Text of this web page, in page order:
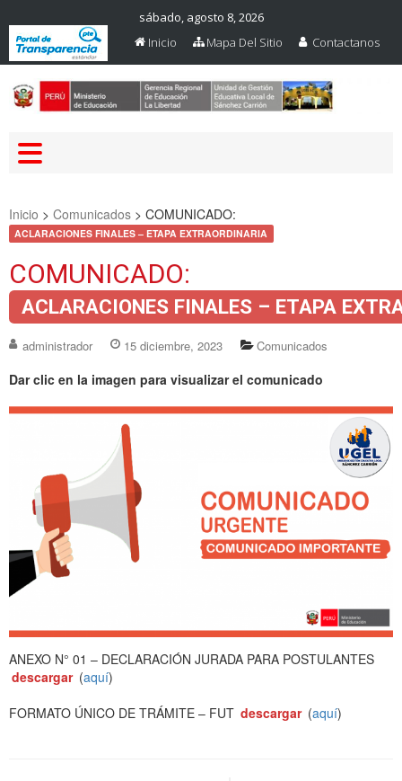
sábado, agosto 8, 2026
Inicio
Mapa Del Sitio Contactanos
Inicio > Comunicados > COMUNICADO:
ACLARACIONES FINALES – ETAPA EXTRAORDINARIA
COMUNICADO:
ACLARACIONES FINALES – ETAPA
administrador 15 diciembre, 2023 Comunicados
Dar clic en la imagen para visualizar el comunicado
ANEXO N° 01 – DECLARACIÓN JURADA PARA POSTULANTES
descargar (aquí)
FORMATO ÚNICO DE TRÁMITE – FUT descargar (aquí)